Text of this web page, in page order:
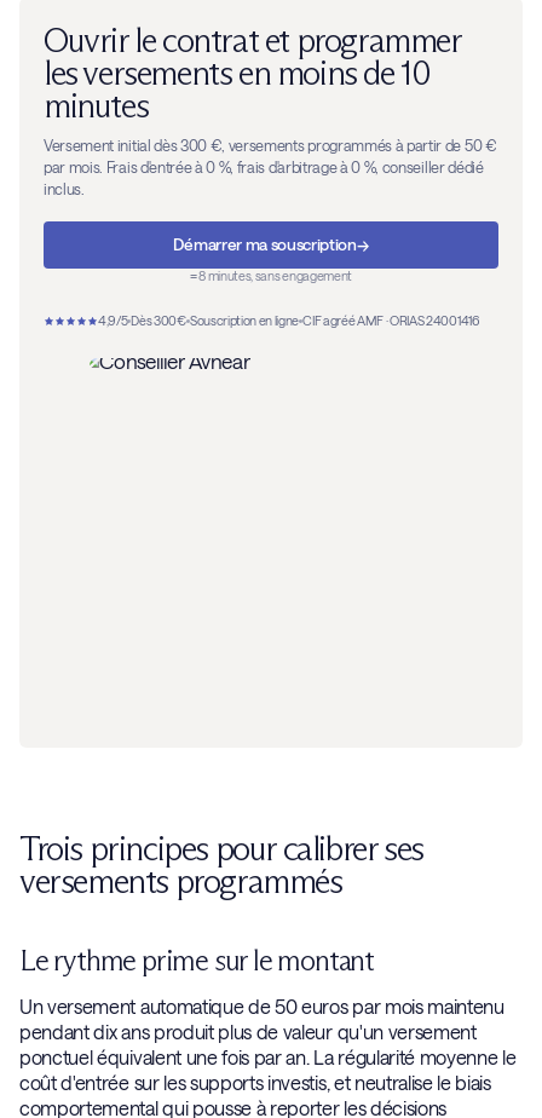
Ouvrir le contrat et programmer
les versements en moins de 10
minutes
Versement initial dès 300 €, versements programmés à partir de 50 €
par mois. Frais d'entrée à 0 %, frais d'arbitrage à 0 %, conseiller dédié
inclus.
Démarrer ma souscription→
≈ 8 minutes, sans engagement
4,9/5 Dès 300€ Souscription en ligne CIF agréé AMF · ORIAS 24001416
Trois principes pour calibrer ses
versements programmés
Le rythme prime sur le montant
Un versement automatique de 50 euros par mois maintenu
pendant dix ans produit plus de valeur qu'un versement
ponctuel équivalent une fois par an. La régularité moyenne le
coût d'entrée sur les supports investis, et neutralise le biais
comportemental qui pousse à reporter les décisions